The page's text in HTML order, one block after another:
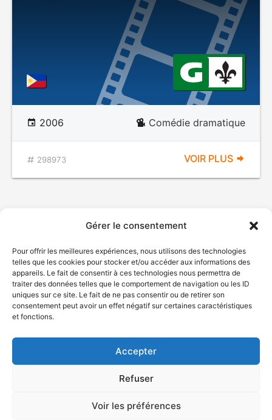
Gérer le consentement
Pour offrir les meilleures expériences, nous utilisons des technologies
telles que les cookies pour stocker et/ou accéder aux informations des
appareils. Le fait de consentir à ces technologies nous permettra de
traiter des données telles que le comportement de navigation ou les ID
uniques sur ce site. Le fait de ne pas consentir ou de retirer son
consentement peut avoir un effet négatif sur certaines caractéristiques
et fonctions.
Accepter
Refuser
Voir les préférences
2006 Comédie dramatique
298973 VOIR PLUS
© Gouvernement du Québec, 2026
Plan du site
Accessibilité
Accès à l'information
Déclaration de services